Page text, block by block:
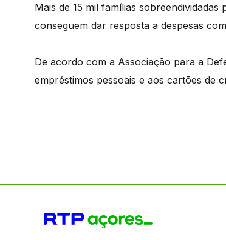
Mais de 15 mil famílias
conseguem dar resposta a despesas
De acordo com a Associação para a
empréstimos pessoais e aos cartões de